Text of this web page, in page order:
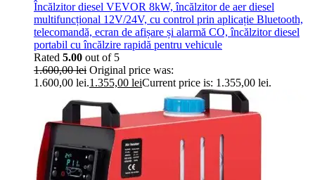
Încălzitor diesel VEVOR 8kW, încălzitor de aer diesel
multifuncțional 12V/24V, cu control prin aplicație Bluetooth,
telecomandă, ecran de afișare și alarmă CO, încălzitor diesel
portabil cu încălzire rapidă pentru vehicule
Rated 5.00 out of 5
1.600,00lei Original price was:
1.600,00 lei.1.355,00 leiCurrent price is: 1.355,00 lei.